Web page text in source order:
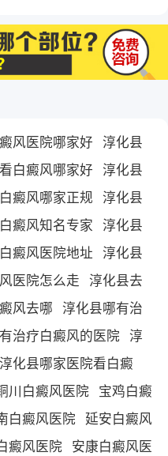
风医院哪家好 淳化县
白癜风哪家好 淳化县
癜风哪家正规 淳化县
癜风知名专家 淳化县
癜风医院地址 淳化县
医院怎么走 淳化县去
风去哪 淳化县哪有治
治疗白癜风的医院 淳
淳化县哪家医院看白癜
川白癜风医院 宝鸡白癜
白癜风医院 延安白癜风
癜风医院 安康白癜风医